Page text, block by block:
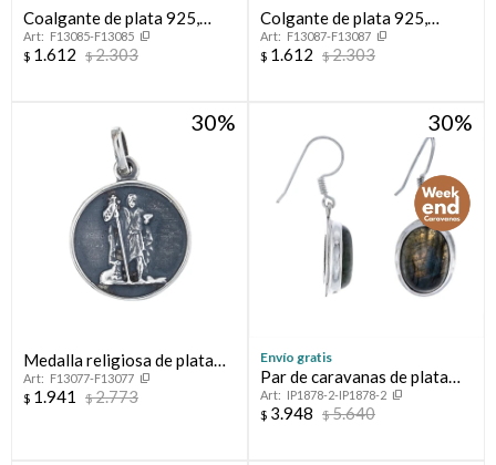
Coalgante de plata 925,
ABOGACÍA.
F13085-F13085
$ 1.612 $2.303
Colgante de plata 925,
SICOLOGÍA.
F13087-F13087
$ 1.612 $2.303
30
Medalla religiosa de plata
925, SAN JUAN BAUTISTA.
F13077-F13077
$ 1.941 $2.773
30
Envío gratis
Par de caravanas de plata
925 y calcedonia
IP1878-2-IP1878-2
$ 3.948 $5.640